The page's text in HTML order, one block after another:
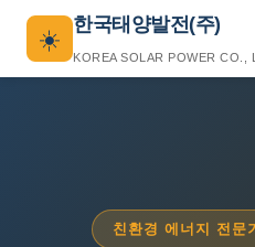
☀️
한국태양발전(주)
KOREA SOLAR POWER CO.,
친환경 에너지 전문